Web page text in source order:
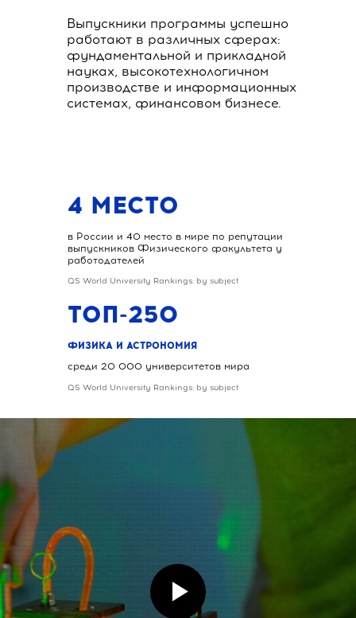
Выпускники программы успешно
работают в различных сферах:
фундаментальной и прикладной
науках, высокотехнологичном
производстве и информационных
системах, финансовом бизнесе.
4 МЕСТО
в России и 40 место в мире по репутации
выпускников Физического факультета у
работодателей
QS World University Rankings: by subject
ТОП-250
среди 20 000 университетов мира
QS World University Rankings: by subject
ФИЗИКА И АСТРОНОМИЯ